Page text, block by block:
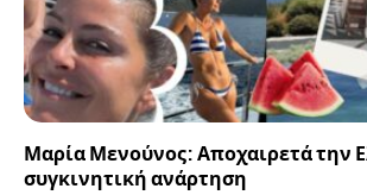
Μαρία Μενούνος: Αποχαιρετά την
συγκινητική ανάρτηση